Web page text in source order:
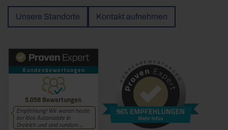
Unsere Standorte Kontakt aufnehmen